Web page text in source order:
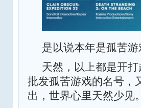
是以说本年是孤苦游
天然，以上都是开
批发孤苦游戏的名号，
出，世界心里天然少见。